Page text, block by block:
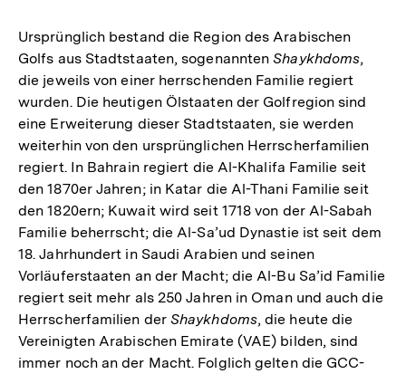
Ursprünglich bestand die Region des Arabischen
Golfs aus Stadtstaaten, sogenanntenShaykhdoms,
die jeweils von einer herrschenden Familie regiert
wurden. Die heutigen Ölstaaten der Golfregion sind
eine Erweiterung dieser Stadtstaaten, sie werden
weiterhin von den ursprünglichen Herrscherfamilien
regiert. In Bahrain regiert die Al-Khalifa Familie seit
den 1870er Jahren; in Katar die Al-Thani Familie seit
den 1820ern; Kuwait wird seit 1718 von der Al-Sabah
Familie beherrscht; die Al-Sa’ud Dynastie ist seit dem
18. Jahrhundert in Saudi Arabien und seinen
Vorläuferstaaten an der Macht; die Al-Bu Sa’id Familie
regiert seit mehr als 250 Jahren in Oman und auch die
Herrscherfamilien der Shaykhdoms, die heute die
Vereinigten Arabischen Emirate (VAE) bilden, sind
immer noch an der Macht. Folglich gelten die GCC-